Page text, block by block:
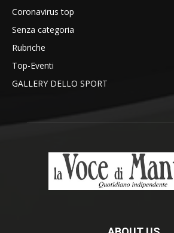
Coronavirus top
Senza categoria
Rubriche
Top-Eventi
GALLERY DELLO SPORT